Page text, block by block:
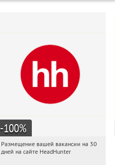
-100%
20:34:04
Получи первым!
Размещение вашей вакансии на 30
дней на сайте HeadHunter